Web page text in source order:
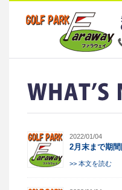
2022/01/04
2月末まで期間
>> 本文を読む